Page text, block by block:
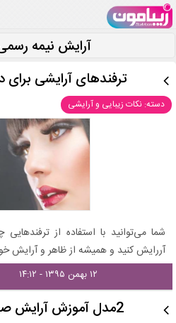
آرایش نیمه
ترفندهای آرایشی
دسته: نکات زیبایی و آرایشی
شما می‌توانید با استفاده از
آررایش کنید و همیشه از ظاهر و آرایش
۱۲ بهمن ۱۳۹۵ - ۱۴:۱۲
2مدل آموزش آرایش صورت سریع - ویدیو